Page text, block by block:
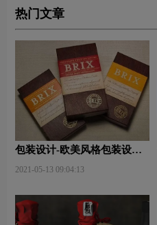
热门文章
包装设计-欧美风格包装设
2021-05-13 09:04:13